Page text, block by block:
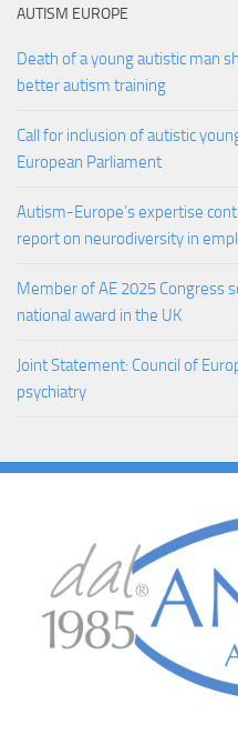
AUTISM EUROPE
Death of a young autistic man
better autism training
Call for inclusion of autistic
European Parliament
Autism-Europe’s expertise
report on neurodiversity in
Member of AE 2025 Congress
national award in the UK
Joint Statement: Council of
psychiatry